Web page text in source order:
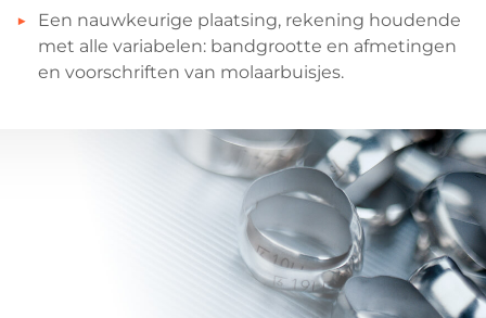
Een nauwkeurige plaatsing, rekening houdende
met alle variabelen: bandgrootte en afmetingen
en voorschriften van molaarbuisjes.